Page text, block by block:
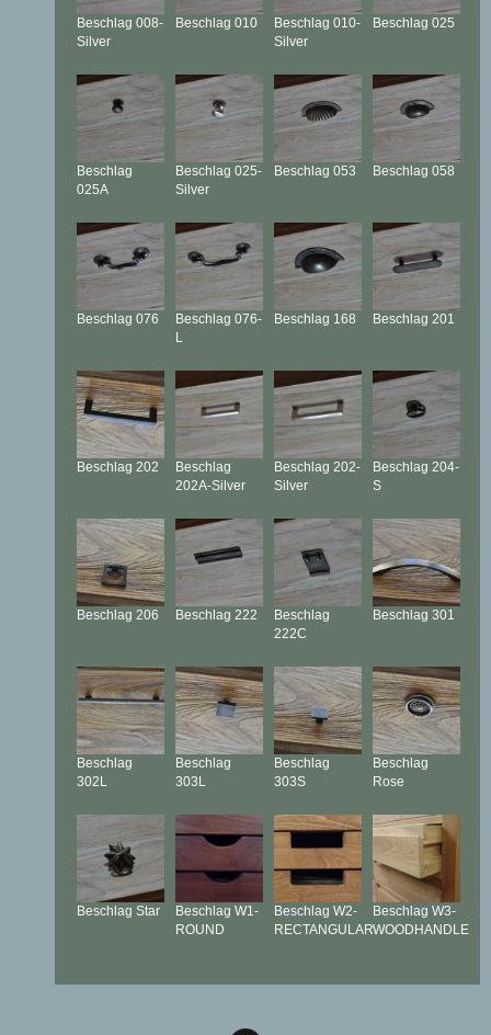
Beschlag 008-
Silver
Beschlag 010 Beschlag 010-
Silver
Beschlag 025
Beschlag
025A
Beschlag 025-
Silver
Beschlag 053 Beschlag 058
Beschlag 076 Beschlag 076-
L
Beschlag 168 Beschlag 201
Beschlag 202
Beschlag
202A-Silver
Beschlag 202-
Silver
Beschlag 204-
S
Beschlag 206 Beschlag 222
Beschlag
222C
Beschlag 301
Beschlag
302L
Beschlag
303L
Beschlag
303S
Beschlag
Rose
Beschlag Star Beschlag W1-
ROUND
Beschlag W2-
RECTANGULAR
Beschlag W3-
WOODHANDLE